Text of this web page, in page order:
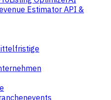
Estimator API &